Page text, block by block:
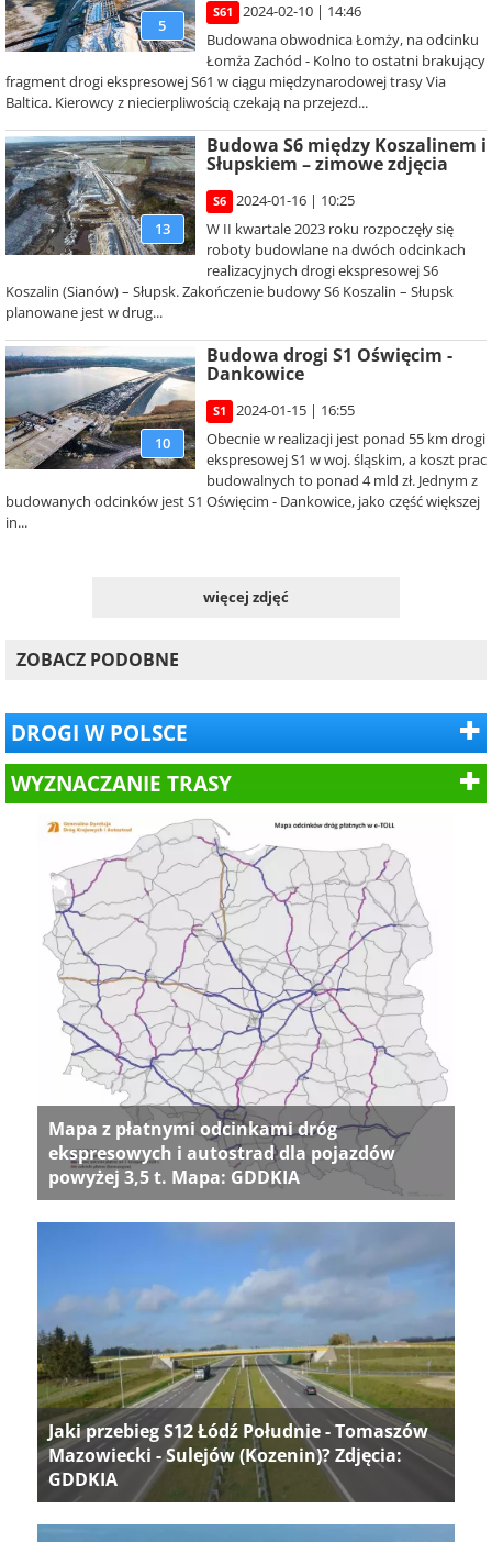
5
S61
2024-02-10 | 14:46
Budowana obwodnica Łomży, na odcinku
Łomża Zachód - Kolno to ostatni brakujący
fragment drogi ekspresowej S61 w ciągu międzynarodowej trasy Via
Baltica. Kierowcy z niecierpliwością czekają na przejezd...
13
Budowa S6 między Koszalinem i
Słupskiem – zimowe zdjęcia
S6
2024-01-16 | 10:25
W II kwartale 2023 roku rozpoczęły się
roboty budowlane na dwóch odcinkach
realizacyjnych drogi ekspresowej S6
Koszalin (Sianów) – Słupsk. Zakończenie budowy S6 Koszalin – Słupsk
planowane jest w drug...
10
Budowa drogi S1 Oświęcim -
Dankowice
S1
2024-01-15 | 16:55
Obecnie w realizacji jest ponad 55 km drogi
ekspresowej S1 w woj. śląskim, a koszt prac
budowalnych to ponad 4 mld zł. Jednym z
budowanych odcinków jest S1 Oświęcim - Dankowice, jako część większej
in...
więcej zdjęć
ZOBACZ PODOBNE
DROGI W POLSCE
WYZNACZANIE TRASY
Mapa z płatnymi odcinkami dróg
ekspresowych i autostrad dla pojazdów
powyżej 3,5 t. Mapa: GDDKIA
Jaki przebieg S12 Łódź Południe - Tomaszów
Mazowiecki - Sulejów (Kozenin)? Zdjęcia:
GDDKIA